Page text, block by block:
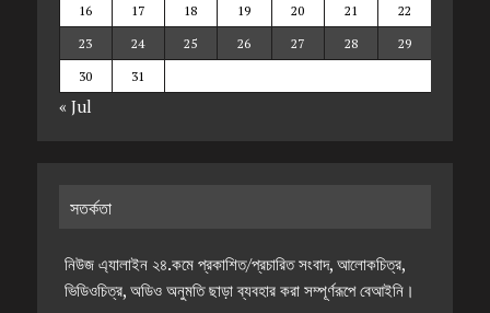
16
17 18 19 20 21
22
23
24 25 26 27 28
29
30
31
« Jul
সতর্কতা
নিউজ এ্যালাইন ২৪.কমে প্রকাশিত/প্রচারিত সংবাদ, আলোকচিত্র,
ভিডিওচিত্র, অডিও অনুমতি ছাড়া ব্যবহার করা সম্পূর্ণরূপে বেআইনি।